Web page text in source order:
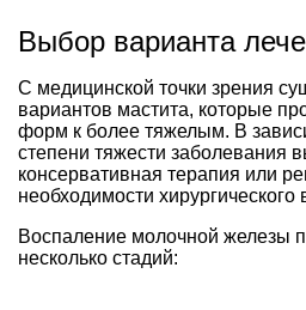
Выбор варианта
С медицинской точки зрения
вариантов мастита, которые
форм к более тяжелым. В
степени тяжести заболевания
консервативная терапия или
необходимости хирургического
Воспаление молочной железы
несколько стадий: